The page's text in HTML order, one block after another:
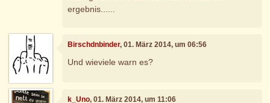
ergebnis......
Birschdnbinder, 01. März 2014, um 06:56
Und wieviele warn es?
k_Uno, 01. März 2014, um 11:06